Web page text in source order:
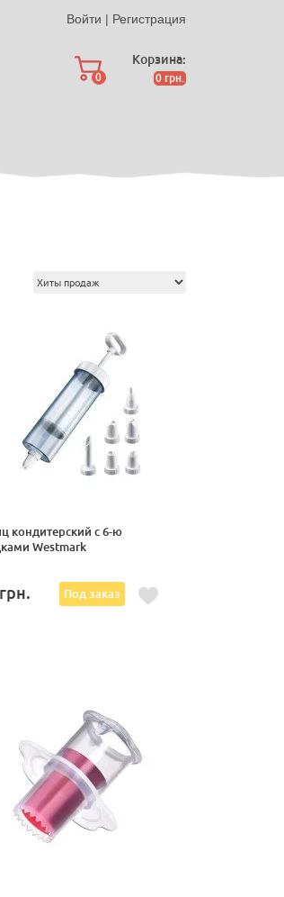
Войти | Регистрация
0
Корзина:
0 грн.
кондитерский с 6-ю
Westmark
грн. Под заказ